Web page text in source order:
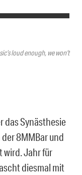
loud enough, we won’t
das Synästhesie
8MMBar und
wird. Jahr für
diesmal mit